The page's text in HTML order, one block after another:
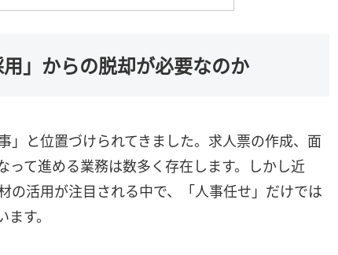
」からの脱却が必要なのか
と位置づけられてきました。求人票の作成、面
て進める業務は数多く存在します。しかし近
の活用が注目される中で、「人事任せ」だけでは
す。